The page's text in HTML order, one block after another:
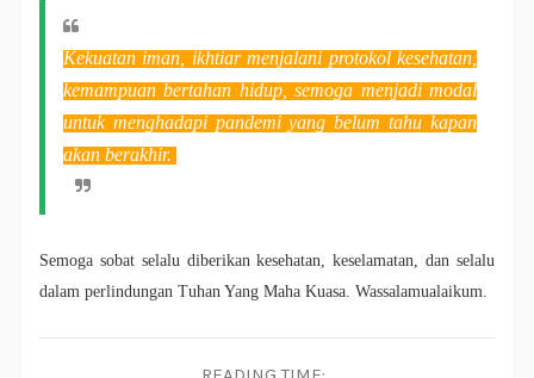
Kekuatan iman, ikhtiar menjalani protokol kesehatan,
kemampuan bertahan hidup, semoga menjadi modal
untuk menghadapi pandemi yang belum tahu kapan
akan berakhir.
Semoga sobat selalu diberikan kesehatan, keselamatan, dan selalu
dalam perlindungan Tuhan Yang Maha Kuasa. Wassalamualaikum.